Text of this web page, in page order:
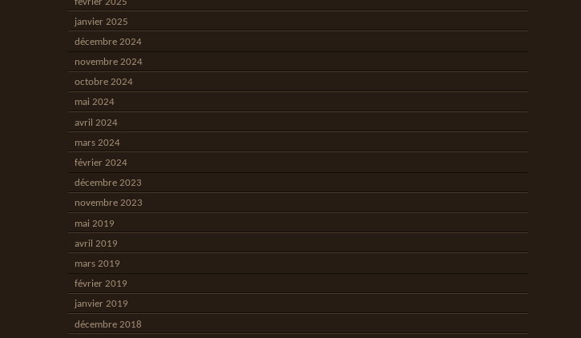
janvier 2025
décembre 2024
novembre 2024
octobre 2024
mai 2024
avril 2024
mars 2024
février 2024
décembre 2023
novembre 2023
mai 2019
avril 2019
mars 2019
février 2019
janvier 2019
décembre 2018